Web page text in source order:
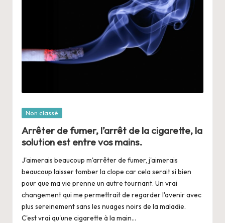
Posté
Non classé
Arrêter de fumer, l’arrêt de la cigarette, la
solution est entre vos mains.
J'aimerais beaucoup m'arrêter de fumer, j'aimerais
beaucoup laisser tomber la clope car cela serait si bien
pour que ma vie prenne un autre tournant. Un vrai
changement qui me permettrait de regarder l'avenir avec
plus sereinement sans les nuages noirs de la maladie.
C'est vrai qu'une cigarette à la main…